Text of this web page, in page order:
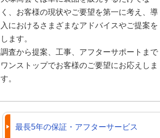
く、お客様の現状やご要望を第一に考え、導
入におけるさまざまなアドバイスやご提案を
します。
調査から提案、工事、アフターサポートまで
ワンストップでお客様のご要望にお応えしま
す。
最長5年の保証・アフターサービス